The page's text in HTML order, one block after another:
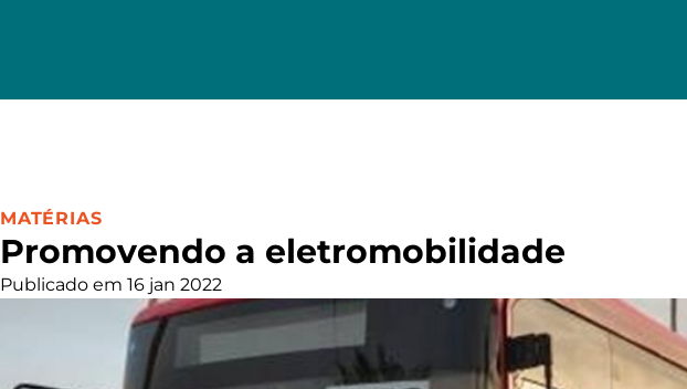
Promovendo a eletromobilidade
CATEGORIA:
MATÉRIAS
Publicado em 16 jan 2022